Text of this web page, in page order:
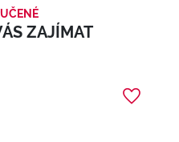
ZAJÍMAT